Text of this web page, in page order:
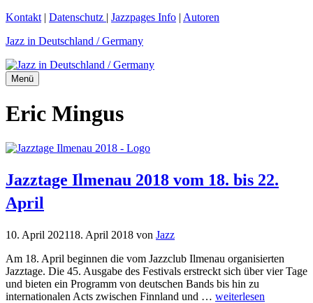
Zum
springen
Kontakt | Datenschutz | Jazzpages Info | Autoren
Jazz in Deutschland / Germany
Menü
Eric Mingus
Jazztage Ilmenau 2018 vom 18. bis 22.
April
10. April 202118. April 2018 von Jazz
Am 18. April beginnen die vom Jazzclub Ilmenau organisierten
Jazztage. Die 45. Ausgabe des Festivals erstreckt sich über vier Tage
und bieten ein Programm von deutschen Bands bis hin zu
internationalen Acts zwischen Finnland und … weiterlesen